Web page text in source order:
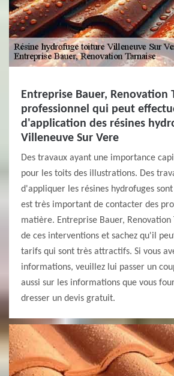
Entreprise Bauer, Renovation
professionnel qui peut
d'application des résines
Villeneuve Sur Vere
Des travaux ayant une importance
pour les toits des illustrations. Des
d'appliquer les résines hydrofuges
est très important de contacter des
matière. Entreprise Bauer, Renovation
de ces interventions et sachez qu'il
tarifs qui sont très attractifs. Si vous
informations, veuillez lui passer un
aussi sur les informations que vous
dresser un devis gratuit.